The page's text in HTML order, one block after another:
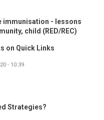
immunisation - lessons
child (RED/REC)
on Quick Links
- 10:39
Strategies?